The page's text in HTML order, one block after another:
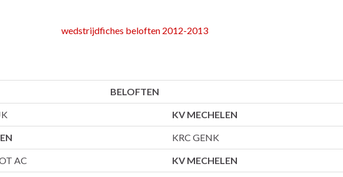
wedstrijdfiches beloften 2012-2013
BELOFTEN
KV MECHELEN
KRC GENK
AC KV MECHELEN